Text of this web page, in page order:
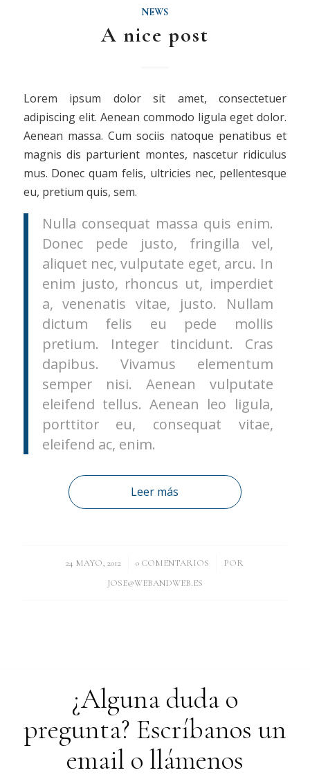
NEWS
A nice post
Lorem ipsum dolor sit amet, consectetuer
adipiscing elit. Aenean commodo ligula eget dolor.
Aenean massa. Cum sociis natoque penatibus et
magnis dis parturient montes, nascetur ridiculus
mus. Donec quam felis, ultricies nec, pellentesque
eu, pretium quis, sem.
Nulla consequat massa quis enim.
Donec pede justo, fringilla vel,
aliquet nec, vulputate eget, arcu. In
enim justo, rhoncus ut, imperdiet
a, venenatis vitae, justo. Nullam
dictum felis eu pede mollis
pretium. Integer tincidunt. Cras
dapibus. Vivamus elementum
semper nisi. Aenean vulputate
eleifend tellus. Aenean leo ligula,
porttitor eu, consequat vitae,
eleifend ac, enim.
Leer más
24 MAYO, 2012
/ 0 COMENTARIOS
/
POR
JOSE@WEBANDWEB.ES
¿Alguna duda o
pregunta? Escríbanos un
email o llámenos